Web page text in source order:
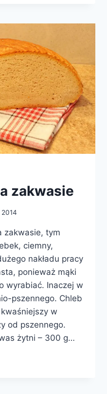
zakwasie
zakwasie, tym
ciemny,
nakładu pracy
ponieważ mąki
wyrabiać. Inaczej w
pszennego. Chleb
w
od pszennego.
żytni – 300 g…